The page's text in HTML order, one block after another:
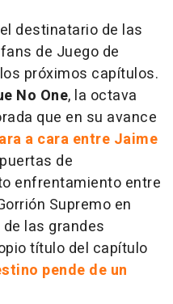
destinatario de las
de Juego de
próximos capítulos.
No One, la octava
que en su avance
a cara entre Jaime
de
enfrentamiento entre
Supremo en
las grandes
título del capítulo
pende de un